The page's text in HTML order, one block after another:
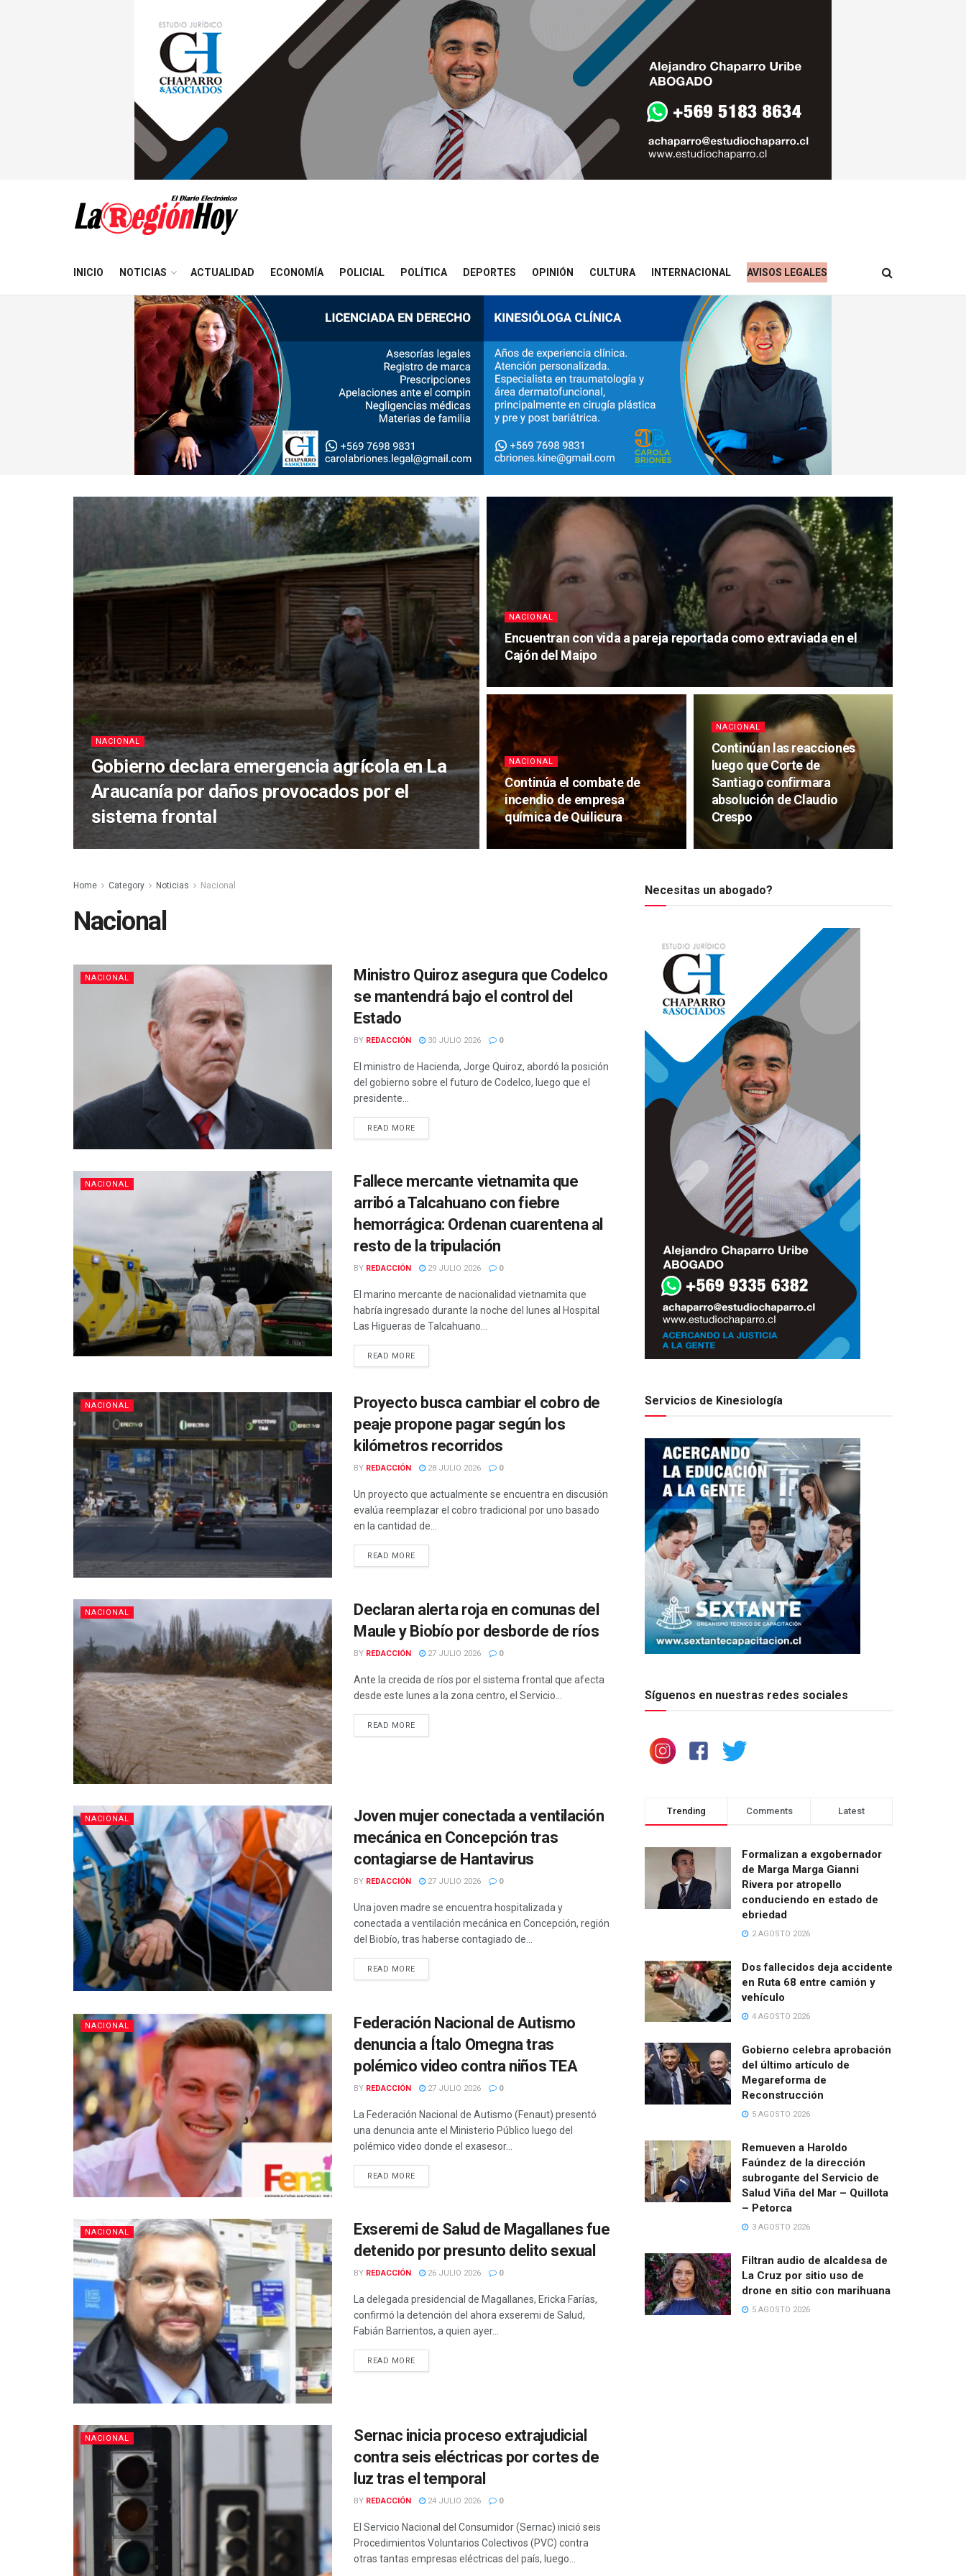
INICIO NOTICIAS ACTUALIDAD ECONOMÍA POLICIAL POLÍTICA DEPORTES OPINIÓN CULTURA INTERNACIONAL AVISOS LEGALES
NACIONAL
Gobierno declara emergencia agrícola en La
Araucanía por daños provocados por el
sistema frontal
NACIONAL
Encuentran con vida a pareja reportada como extraviada en el
Cajón del Maipo
NACIONAL
Continúa el combate de
incendio de empresa
química de Quilicura
NACIONAL
Continúan las reacciones
luego que Corte de
Santiago confirmara
absolución de Claudio
Crespo
Home Category Noticias Nacional
Nacional
NACIONAL
Ministro Quiroz asegura que Codelco
se mantendrá bajo el control del
Estado
BY REDACCIÓN 30 JULIO 2026 0
El ministro de Hacienda, Jorge Quiroz, abordó la posición
del gobierno sobre el futuro de Codelco, luego que el
presidente...
READ MOREDETAILS
NACIONAL
Fallece mercante vietnamita que
arribó a Talcahuano con fiebre
hemorrágica: Ordenan cuarentena al
resto de la tripulación
BY REDACCIÓN 29 JULIO 2026 0
El marino mercante de nacionalidad vietnamita que
habría ingresado durante la noche del lunes al Hospital
Las Higueras de Talcahuano...
READ MOREDETAILS
NACIONAL
Proyecto busca cambiar el cobro de
peaje propone pagar según los
kilómetros recorridos
BY REDACCIÓN 28 JULIO 2026 0
Un proyecto que actualmente se encuentra en discusión
evalúa reemplazar el cobro tradicional por uno basado
en la cantidad de...
READ MOREDETAILS
NACIONAL
Declaran alerta roja en comunas del
Maule y Biobío por desborde de ríos
BY REDACCIÓN 27 JULIO 2026 0
Ante la crecida de ríos por el sistema frontal que afecta
desde este lunes a la zona centro, el Servicio...
READ MOREDETAILS
NACIONAL
Joven mujer conectada a ventilación
mecánica en Concepción tras
contagiarse de Hantavirus
BY REDACCIÓN 27 JULIO 2026 0
Una joven madre se encuentra hospitalizada y
conectada a ventilación mecánica en Concepción, región
del Biobío, tras haberse contagiado de...
READ MOREDETAILS
NACIONAL
Federación Nacional de Autismo
denuncia a Ítalo Omegna tras
polémico video contra niños TEA
BY REDACCIÓN 27 JULIO 2026 0
La Federación Nacional de Autismo (Fenaut) presentó
una denuncia ante el Ministerio Público luego del
polémico video donde el exasesor...
READ MOREDETAILS
NACIONAL
Exseremi de Salud de Magallanes fue
detenido por presunto delito sexual
BY REDACCIÓN 26 JULIO 2026 0
La delegada presidencial de Magallanes, Ericka Farías,
confirmó la detención del ahora exseremi de Salud,
Fabián Barrientos, a quien ayer...
READ MOREDETAILS
NACIONAL
Sernac inicia proceso extrajudicial
contra seis eléctricas por cortes de
luz tras el temporal
BY REDACCIÓN 24 JULIO 2026 0
El Servicio Nacional del Consumidor (Sernac) inició seis
Procedimientos Voluntarios Colectivos (PVC) contra
otras tantas empresas eléctricas del país, luego...
Necesitas un abogado?
Servicios de Kinesiología
Síguenos en nuestras redes sociales
Trending Comments Latest
Formalizan a exgobernador
de Marga Marga Gianni
Rivera por atropello
conduciendo en estado de
ebriedad
2 AGOSTO 2026
Dos fallecidos deja accidente
en Ruta 68 entre camión y
vehículo
4 AGOSTO 2026
Gobierno celebra aprobación
del último artículo de
Megareforma de
Reconstrucción
5 AGOSTO 2026
Remueven a Haroldo
Faúndez de la dirección
subrogante del Servicio de
Salud Viña del Mar – Quillota
– Petorca
3 AGOSTO 2026
Filtran audio de alcaldesa de
La Cruz por sitio uso de
drone en sitio con marihuana
5 AGOSTO 2026